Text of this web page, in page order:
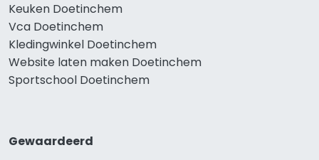
Keuken Doetinchem
Vca Doetinchem
Kledingwinkel Doetinchem
Website laten maken Doetinchem
Sportschool Doetinchem
Gewaardeerd